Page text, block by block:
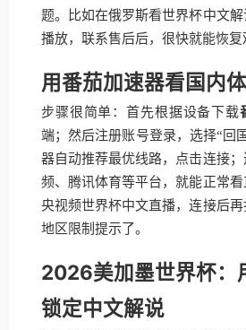
题。比如在俄罗斯看世界杯中文
播放，联系售后后，很快就能恢复
用番茄加速器看国内
步骤很简单：首先根据设备下载
端；然后注册账号登录，选择“回
器自动推荐最优线路，点击连接
频、腾讯体育等平台，就能正常
央视频世界杯中文直播，连接后
地区限制提示了。
2026美加墨世界杯：
锁定中文解说